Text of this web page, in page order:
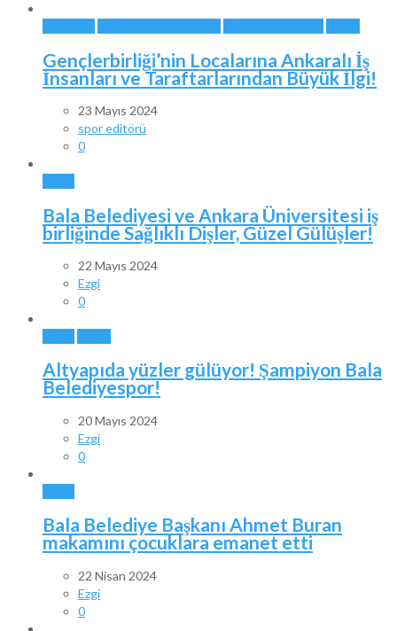
Gençlerbirliği’nin Localarına Ankaralı İş
İnsanları ve Taraftarlarından Büyük İlgi!
23 Mayıs 2024
spor editörü
0
Bala Belediyesi ve Ankara Üniversitesi iş
birliğinde Sağlıklı Dişler, Güzel Gülüşler!
22 Mayıs 2024
Ezgi
0
Altyapıda yüzler gülüyor! Şampiyon Bala
Belediyespor!
20 Mayıs 2024
Ezgi
0
Bala Belediye Başkanı Ahmet Buran
makamını çocuklara emanet etti
22 Nisan 2024
Ezgi
0